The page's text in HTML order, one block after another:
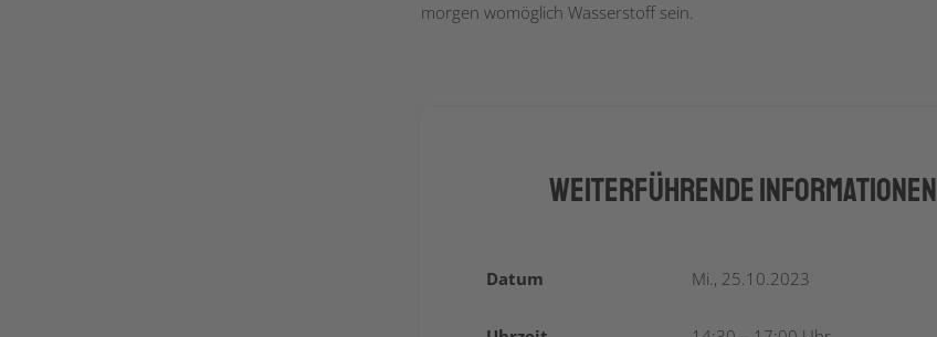
morgen womöglich Wasserstoff sein.
Weiterführende Informationen
Datum Mi., 25.10.2023